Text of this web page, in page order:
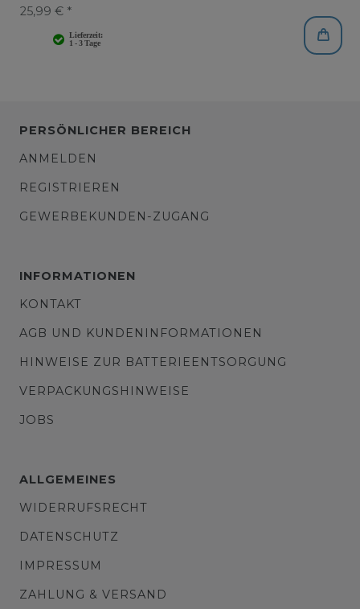
25,99 € *
PERSÖNLICHER BEREICH
ANMELDEN
REGISTRIEREN
GEWERBEKUNDEN-ZUGANG
INFORMATIONEN
KONTAKT
AGB UND KUNDENINFORMATIONEN
HINWEISE ZUR BATTERIEENTSORGUNG
VERPACKUNGSHINWEISE
JOBS
ALLGEMEINES
WIDERRUFSRECHT
DATENSCHUTZ
IMPRESSUM
ZAHLUNG & VERSAND